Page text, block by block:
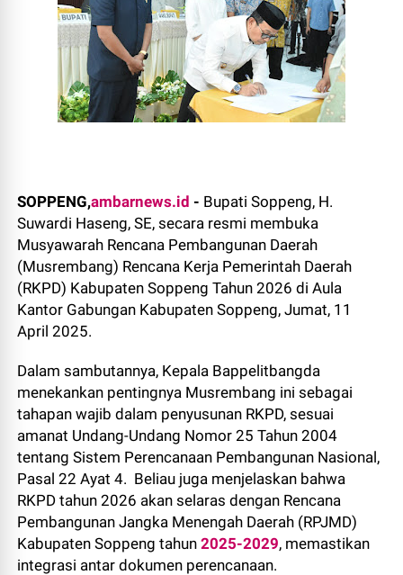
SOPPENG,ambarnews.id - Bupati Soppeng, H.
Suwardi Haseng, SE, secara resmi membuka
Musyawarah Rencana Pembangunan Daerah
(Musrembang) Rencana Kerja Pemerintah Daerah
(RKPD) Kabupaten Soppeng Tahun 2026 di Aula
Kantor Gabungan Kabupaten Soppeng, Jumat, 11
April 2025.
Dalam sambutannya, Kepala Bappelitbangda
menekankan pentingnya Musrembang ini sebagai
tahapan wajib dalam penyusunan RKPD, sesuai
amanat Undang-Undang Nomor 25 Tahun 2004
tentang Sistem Perencanaan Pembangunan Nasional,
Pasal 22 Ayat 4. Beliau juga menjelaskan bahwa
RKPD tahun 2026 akan selaras dengan Rencana
Pembangunan Jangka Menengah Daerah (RPJMD)
Kabupaten Soppeng tahun2025-2029, memastikan
integrasi antar dokumen perencanaan.